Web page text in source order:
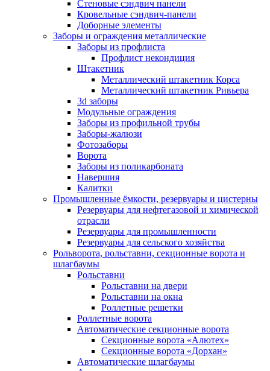
Стеновые сэндвич панели
Кровельные сэндвич-панели
Доборные элементы
Заборы и ограждения металлические
Заборы из профлиста
Профлист некондиция
Штакетник
Металлический штакетник Корса
Металлический штакетник Ривьера
3d заборы
Модульные ограждения
Заборы из профильной трубы
Заборы-жалюзи
Фотозаборы
Ворота
Заборы из поликарбоната
Навершия
Калитки
Промышленные ёмкости, резервуары и цистерны
Резервуары для нефтегазовой и химической
отрасли
Резервуары для промышленности
Резервуары для сельского хозяйства
Рольворота, рольставни, секционные ворота и
шлагбаумы
Рольставни
Рольставни на двери
Рольставни на окна
Роллетные решетки
Роллетные ворота
Автоматические секционные ворота
Секционные ворота «Алютех»
Секционные ворота «Дорхан»
Автоматические шлагбаумы